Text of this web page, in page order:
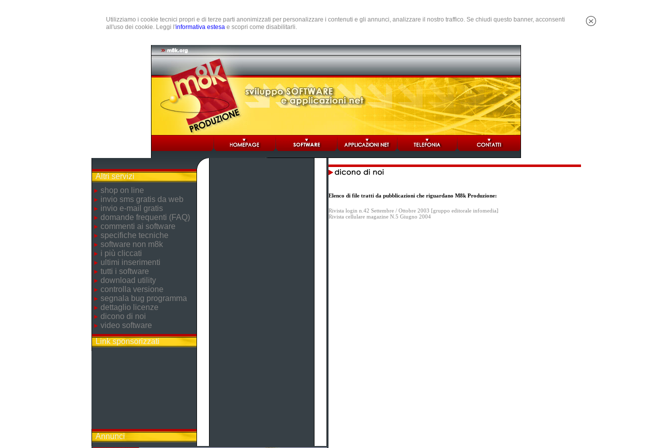
Utilizziamo i cookie tecnici propri e di terze parti anonimizzati per personalizzare i contenuti e gli annunci, analizzare il nostro traffico. Se chiudi questo banner, acconsenti
all'uso dei cookie. Leggi l'informativa estesa e scopri come disabilitarli.
Altri servizi
shop on line
invio sms gratis da web
invio e-mail gratis
domande frequenti (FAQ)
commenti ai software
specifiche tecniche
software non m8k
i più cliccati
ultimi inserimenti
tutti i software
download utility
controlla versione
segnala bug programma
dettaglio licenze
dicono di noi
video software
Link sponsorizzati
Annunci
Elenco di file tratti da pubblicazioni che riguardano M8k Produzione:
Rivista login n.42 Settembre / Ottobre 2003 [gruppo editorale infomedia]
Rivista cellulare magazine N.5 Giugno 2004